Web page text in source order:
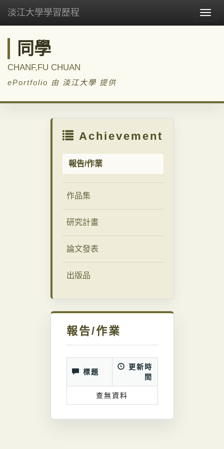
淡江大學學習歷程
同學
CHANF,FU CHUAN
ePortfolio 由 淡江大學 提供
Achievement
報告/作業
作品集
研究計畫
論文發表
出版品
報告/作業
標題
更新時
間
查無資料